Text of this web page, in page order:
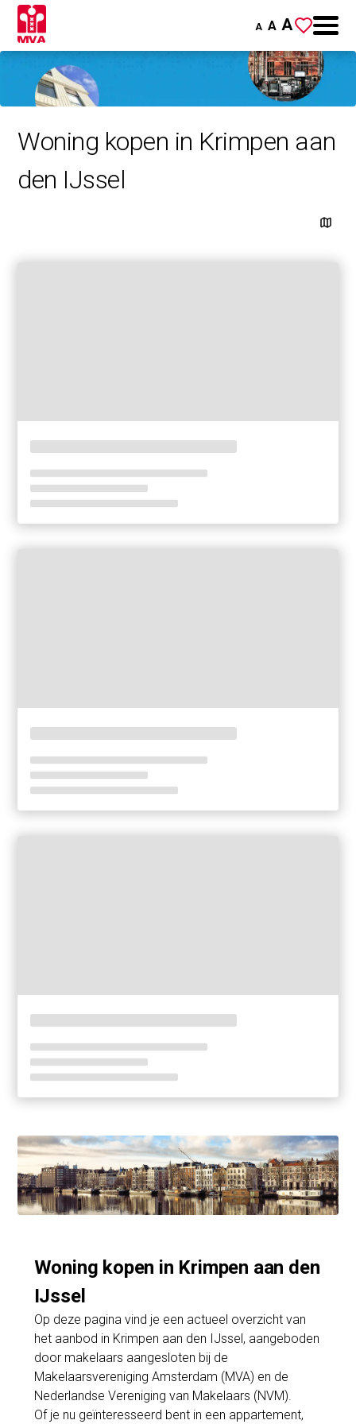
A A A
Woning kopen in Krimpen aan
den IJssel
Woning kopen in Krimpen aan den
IJssel
Op deze pagina vind je een actueel overzicht van
het aanbod in Krimpen aan den IJssel, aangeboden
door makelaars aangesloten bij de
Makelaarsvereniging Amsterdam (MVA) en de
Nederlandse Vereniging van Makelaars (NVM).
Of je nu geïnteresseerd bent in een appartement,